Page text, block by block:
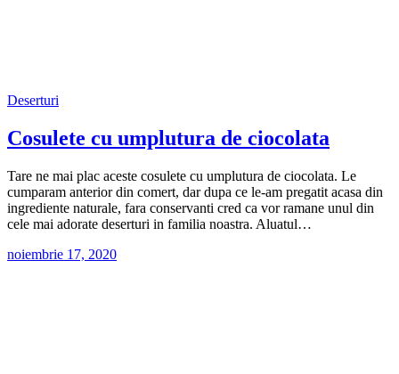
Deserturi
Cosulete cu umplutura de ciocolata
Tare ne mai plac aceste cosulete cu umplutura de ciocolata. Le
cumparam anterior din comert, dar dupa ce le-am pregatit acasa din
ingrediente naturale, fara conservanti cred ca vor ramane unul din
cele mai adorate deserturi in familia noastra. Aluatul…
noiembrie 17, 2020